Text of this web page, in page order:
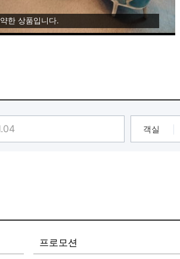
한 상품입니다.
객실
프로모션